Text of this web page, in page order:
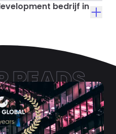
bedrijf in
READS